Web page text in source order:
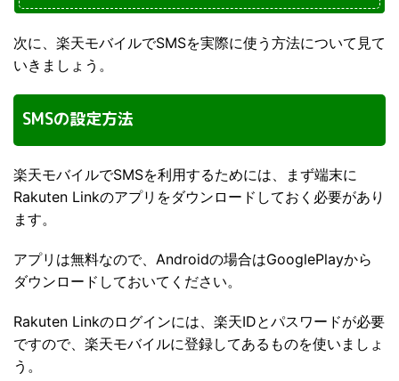
次に、楽天モバイルでSMSを実際に使う方法について見て
いきましょう。
SMSの設定方法
楽天モバイルでSMSを利用するためには、まず端末に
Rakuten Linkのアプリをダウンロードしておく必要があり
ます。
アプリは無料なので、Androidの場合はGooglePlayから
ダウンロードしておいてください。
Rakuten Linkのログインには、楽天IDとパスワードが必要
ですので、楽天モバイルに登録してあるものを使いましょ
う。